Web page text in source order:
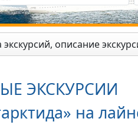
описание
ЭКСКУРСИИ
на